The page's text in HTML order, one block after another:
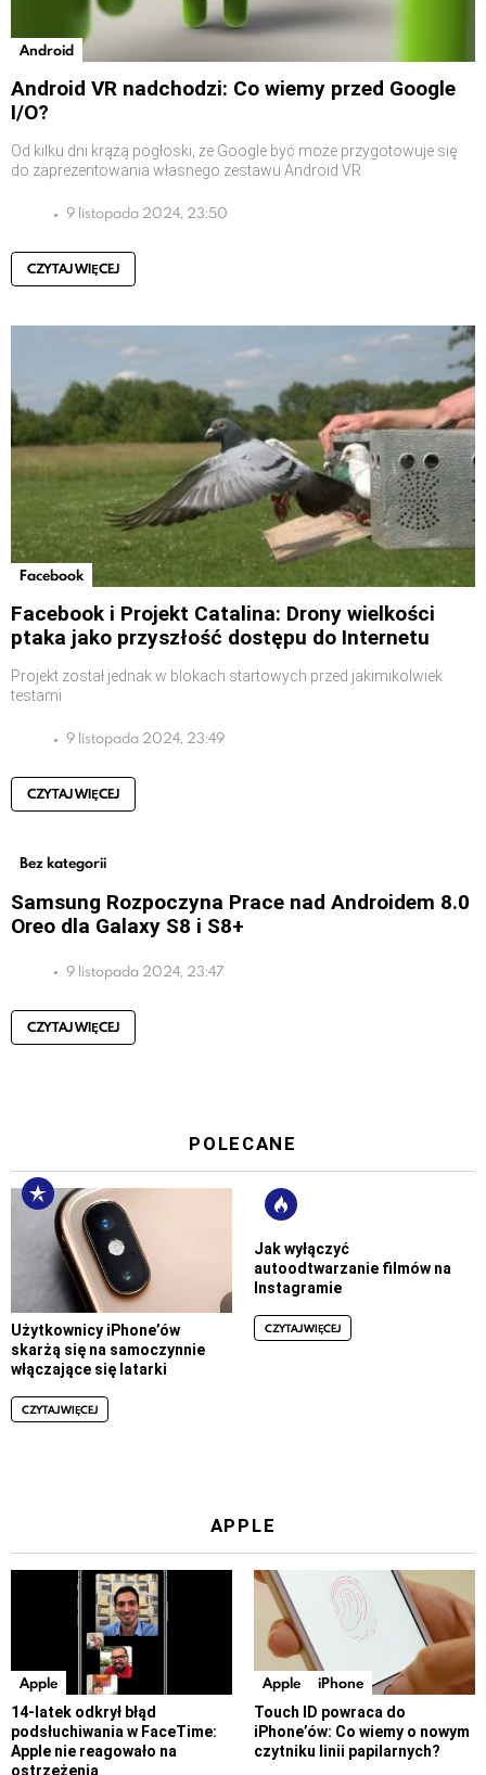
Android
Android VR nadchodzi: Co wiemy przed Google
I/O?
Od kilku dni krążą pogłoski, że Google być może przygotowuje się
do zaprezentowania własnego zestawu Android VR
9 listopada 2024, 23:50
CZYTAJ WIĘCEJ
Facebook
Facebook i Projekt Catalina: Drony wielkości
ptaka jako przyszłość dostępu do Internetu
Projekt został jednak w blokach startowych przed jakimikolwiek
testami
9 listopada 2024, 23:49
CZYTAJ WIĘCEJ
Bez kategorii
Samsung Rozpoczyna Prace nad Androidem 8.0
Oreo dla Galaxy S8 i S8+
9 listopada 2024, 23:47
CZYTAJ WIĘCEJ
POLECANE
Użytkownicy iPhone’ów
skarżą się na samoczynnie
włączające się latarki
CZYTAJ WIĘCEJ
Jak wyłączyć
autoodtwarzanie filmów na
Instagramie
CZYTAJ WIĘCEJ
APPLE
Apple
14-latek odkrył błąd
podsłuchiwania w FaceTime:
Apple nie reagowało na
ostrzeżenia
Apple iPhone
Touch ID powraca do
iPhone’ów: Co wiemy o nowym
czytniku linii papilarnych?